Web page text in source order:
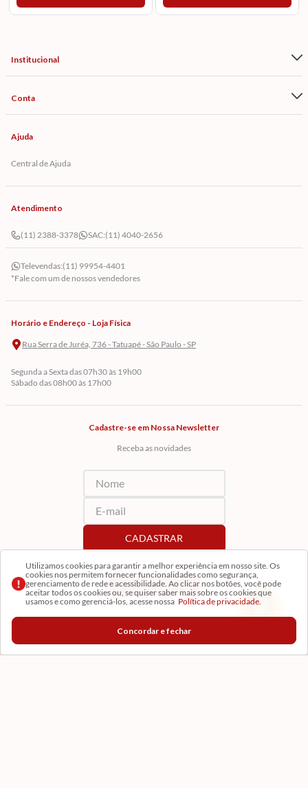
Utilizamos cookies para garantir a melhor experiência em nosso site. Os
gerenciamento de rede e acessibilidade. Ao clicar nos botões, você pode
Concordar e fechar
Institucional
Conta
Ajuda
Central de Ajuda
Atendimento
(11) 2388-3378 SAC:(11) 4040-2656
Televendas:(11) 99954-4401
*Fale com um de nossos vendedores
Horário e Endereço - Loja Física
Rua Serra de Juréa, 736 - Tatuapé - São Paulo - SP
Segunda a Sexta das 07h30 às 19h00
Sábado das 08h00 às 17h00
Cadastre-se em Nossa Newsletter
Receba as novidades
CADASTRAR
Formas de Pagamento